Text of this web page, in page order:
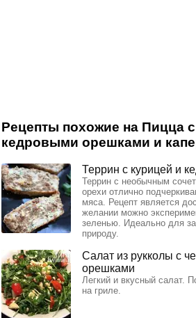
Рецепты похожие на Пицца
кедровыми орешками и
Террин с курицей и
Террин с необычным
орехи отлично
мяса. Рецепт является
желании можно
зеленью. Идеально для
природу.
Салат из рукколы с
орешками
Легкий и вкусный салат.
на гриле.